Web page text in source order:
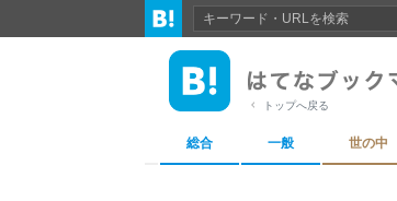
トップへ戻る
総合 一般 世の中